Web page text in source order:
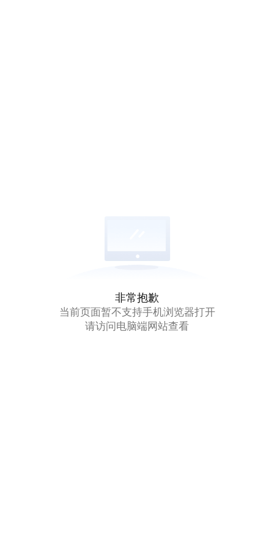
非常抱歉
当前页面暂不支持手机浏览器打开
请访问电脑端网站查看